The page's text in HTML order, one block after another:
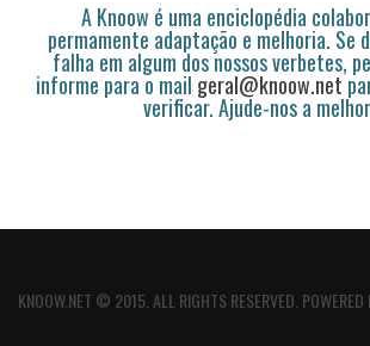
A Knoow é uma enciclopédia
permamente adaptação e melhoria. Se
falha em algum dos nossos verbetes,
informe para o mail geral@knoow.net
verificar. Ajude-nos a
KNOOW.NET © 2015. ALL RIGHTS RESERVED. POWERED